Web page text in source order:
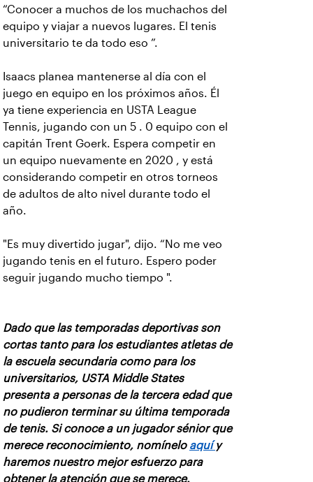
“Conocer a muchos de los muchachos del
equipo y viajar a nuevos lugares. El tenis
universitario te da todo eso ”.
Isaacs planea mantenerse al día con el
juego en equipo en los próximos años. Él
ya tiene experiencia en USTA League
Tennis, jugando con un 5 . 0 equipo con el
capitán Trent Goerk. Espera competir en
un equipo nuevamente en 2020 , y está
considerando competir en otros torneos
de adultos de alto nivel durante todo el
año.
"Es muy divertido jugar", dijo. “No me veo
jugando tenis en el futuro. Espero poder
seguir jugando mucho tiempo ".
Dado que las temporadas deportivas son
cortas tanto para los estudiantes atletas de
la escuela secundaria como para los
universitarios, USTA Middle States
presenta a personas de la tercera edad que
no pudieron terminar su última temporada
de tenis. Si conoce a un jugador sénior que
merece reconocimiento, nomínelo aquíy
haremos nuestro mejor esfuerzo para
obtener la atención que se merece.